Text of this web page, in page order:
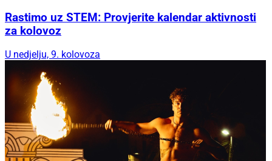
Rastimo uz STEM: Provjerite kalendar aktivnosti
za kolovoz
U nedjelju, 9. kolovoza